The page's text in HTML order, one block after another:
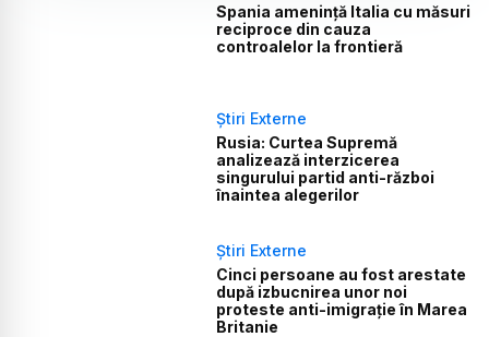
Spania amenință Italia cu măsuri
reciproce din cauza
controalelor la frontieră
Știri Externe
Rusia: Curtea Supremă
analizează interzicerea
singurului partid anti-război
înaintea alegerilor
Știri Externe
Cinci persoane au fost arestate
după izbucnirea unor noi
proteste anti-imigrație în Marea
Britanie